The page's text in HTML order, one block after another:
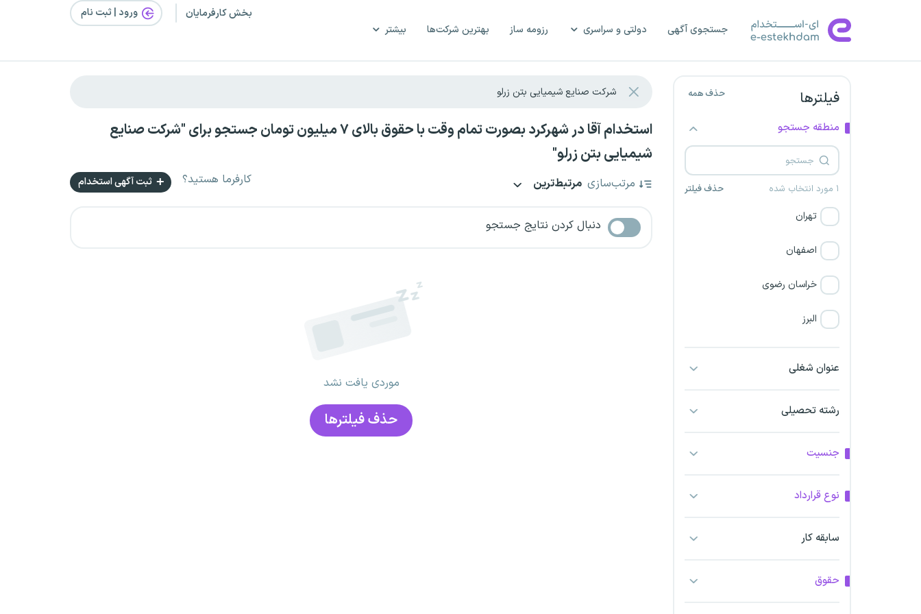
جستجوی آگهی دولتی و سراسری رزومه ساز بهترین شرکت‌ها بیشتر
بخش کارفرمایان ورود | ثبت‌ نام
فیلترها حذف همه
منطقه جستجو
۱ مورد انتخاب شده حذف فیلتر
تهران
اصفهان
خراسان رضوی
البرز
اراک
اردبیل
عنوان شغلی
رشته تحصیلی
جنسیت
نوع قرارداد
سابقه کار
حقوق
استخدام آقا در شهرکرد بصورت تمام وقت با حقوق بالای ۷ میلیون تومان جستجو برای "شرکت صنایع
شیمیایی بتن زرلو"
مرتب‌سازی مرتبط‌ترین کارفرما هستید؟ ثبت آگهی استخدام
دنبال کردن نتایج جستجو
موردی یافت نشد
حذف فیلتر‌ها